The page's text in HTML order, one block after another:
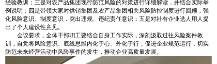
经验教训；三是对农产品集团现行防范风险的对策进行详细解读，并结合实际举
例说明；四是带领大家对供销集团及农产品集团相关风险防控制度进行回顾，强
化风险意识、制度意识，突出违规、违纪责任意识；五是对社有企业选人用人提
出了个人建设性意见。
会议要求，全体干部职工要结合自身工作实际，深刻汲取过往风险案件教
训，自觉将风险意识、底线思维内化于心、外化于行，促进企业规范运行，切实
防范未来经营活动中风险事件的发生，推动企业高质量发展。